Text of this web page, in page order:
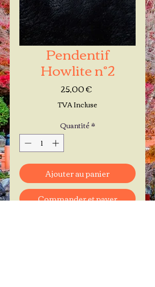
Pendentif
Howlite n°2
25,00 €Prix
TVA Incluse
Quantité*
Ajouter au panier
Commander et payer